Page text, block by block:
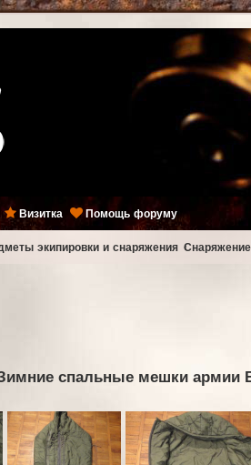
Визитка Помощь форуму
экипировки и снаряжения
спальные мешки армии